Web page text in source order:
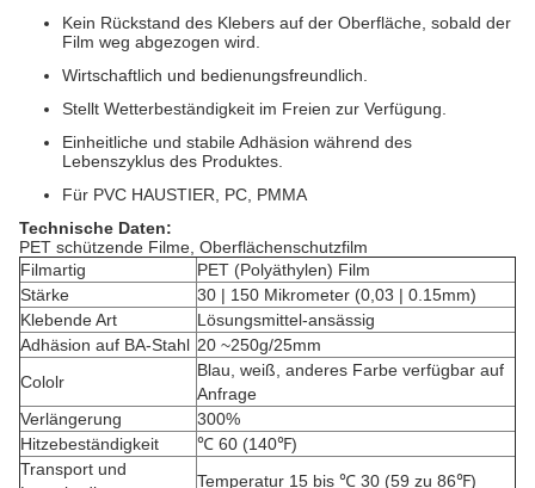
Kein Rückstand des Klebers auf der Oberfläche, sobald der
Film weg abgezogen wird.
Wirtschaftlich und bedienungsfreundlich.
Stellt Wetterbeständigkeit im Freien zur Verfügung.
Einheitliche und stabile Adhäsion während des
Lebenszyklus des Produktes.
Für PVC HAUSTIER, PC, PMMA
Technische Daten:
PET schützende Filme, Oberflächenschutzfilm
Filmartig
PET (Polyäthylen) Film
Stärke
30 | 150 Mikrometer (0,03 | 0.15mm)
Klebende Art
Lösungsmittel-ansässig
Adhäsion auf BA-Stahl 20 ~250g/25mm
Cololr
Blau, weiß, anderes Farbe verfügbar auf
Anfrage
Verlängerung
300%
Hitzebeständigkeit
℃ 60 (140℉)
Transport und
Temperatur 15 bis ℃ 30 (59 zu 86℉)